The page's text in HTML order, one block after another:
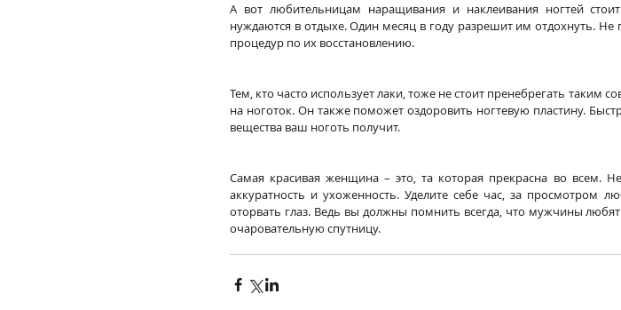
А вот любительницам наращивания и наклеивания ногтей
нуждаются в отдыхе. Один месяц в году разрешит им отдохнуть.
процедур по их восстановлению.
Тем, кто часто использует лаки, тоже не стоит пренебрегать таким
на ноготок. Он также поможет оздоровить ногтевую пластину.
вещества ваш ноготь получит.
Самая красивая женщина – это, та которая прекрасна во всем.
аккуратность и ухоженность. Уделите себе час, за просмотром
оторвать глаз. Ведь вы должны помнить всегда, что мужчины
очаровательную спутницу.